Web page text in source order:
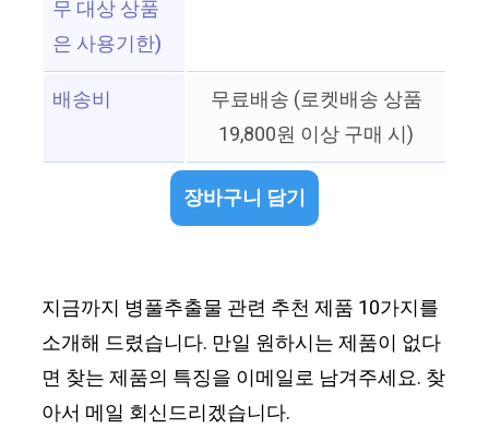
무 대상 상품
은 사용기한)
배송비
무료배송 (로켓배송 상품
19,800원 이상 구매 시)
장바구니 담기
지금까지 병풀추출물 관련 추천 제품 10가지를
소개해 드렸습니다. 만일 원하시는 제품이 없다
면 찾는 제품의 특징을 이메일로 남겨주세요. 찾
아서 메일 회신드리겠습니다.